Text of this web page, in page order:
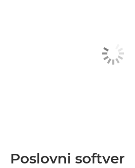
Poslovni softver